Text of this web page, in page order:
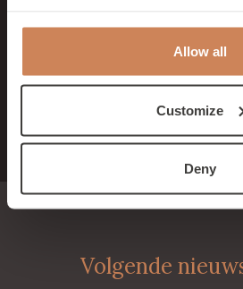
Allow all
Customize
Deny
Benieuwd naar de
Bekijk dezakelijke
contact op metRomyvoor een
Samen maken we van jouw
Volgende